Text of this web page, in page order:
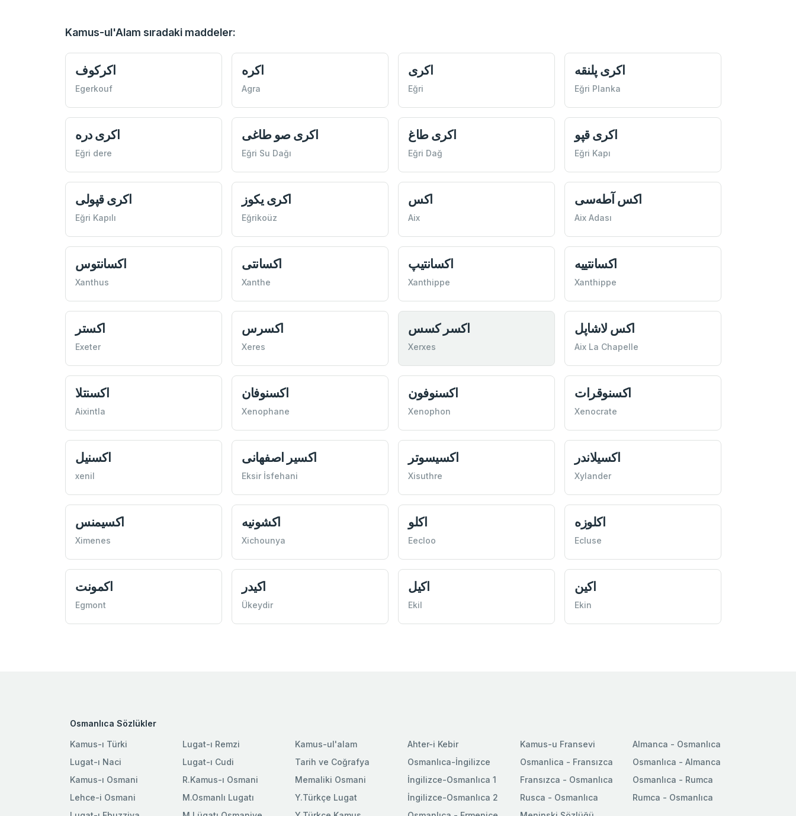
Kamus-ul'Alam sıradaki maddeler:
اكركوف
Egerkouf
اكره
Agra
اكری
Eğri
اكری پلنقه
Eğri Planka
اكری دره
Eğri dere
اكری صو طاغی
Eğri Su Dağı
اكری طاغ
Eğri Dağ
اكری قپو
Eğri Kapı
اكری قپولی
Eğri Kapılı
اكری يكوز
Eğrikoüz
اكس
Aix
اكس آطه‌سی
Aix Adası
اكسانتوس
Xanthus
اكسانتی
Xanthe
اكسانتیپ
Xanthippe
اكسانتييه
Xanthippe
اكستر
Exeter
اكسرس
Xeres
اكسر كسس
Xerxes
اكس لاشاپل
Aix La Chapelle
اكسنتلا
Aixintla
اكسنوفان
Xenophane
اكسنوفون
Xenophon
اكسنوقرات
Xenocrate
اكسنيل
xenil
اكسير اصفهانی
Eksir İsfehani
اكسيسوتر
Xisuthre
اكسيلاندر
Xylander
اكسيمنس
Ximenes
اكشونيه
Xichounya
اكلو
Eecloo
اكلوزه
Ecluse
اكمونت
Egmont
اكيدر
Ükeydir
اكيل
Ekil
اكين
Ekin
Osmanlıca Sözlükler
Kamus-ı Türki
Lugat-ı Naci
Kamus-ı Osmani
Lehce-i Osmani
Lugat-ı Remzi
Lugat-ı Cudi
R.Kamus-ı Osmani
M.Osmanlı Lugatı
Kamus-ul'alam
Tarih ve Coğrafya
Memaliki Osmani
Y.Türkçe Lugat
Ahter-i Kebir
Osmanlıca-İngilizce
İngilizce-Osmanlıca 1
İngilizce-Osmanlıca 2
Kamus-u Fransevi
Osmanlica - Fransızca
Fransızca - Osmanlıca
Rusca - Osmanlıca
Almanca - Osmanlıca
Osmanlıca - Almanca
Osmanlıca - Rumca
Rumca - Osmanlıca